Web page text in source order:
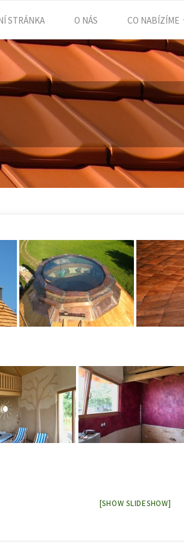
STRÁNKA O NÁS CO NABÍZÍME
[SHOW SLIDESHOW]